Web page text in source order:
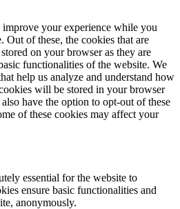
your experience while you
Out of these, the cookies that are
on your browser as they are
functionalities of the website. We
help us analyze and understand how
will be stored in your browser
have the option to opt-out of these
of these cookies may affect your
essential for the website to
ensure basic functionalities and
anonymously.